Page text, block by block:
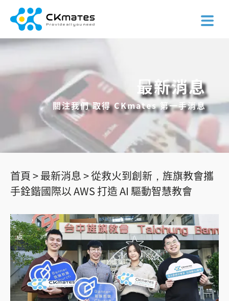
最新消息
關注我們 取得 CKmates 第一手消息
首頁 >最新消息 >從救火到創新，旌旗教會攜
手銓鍇國際以 AWS 打造 AI 驅動智慧教會